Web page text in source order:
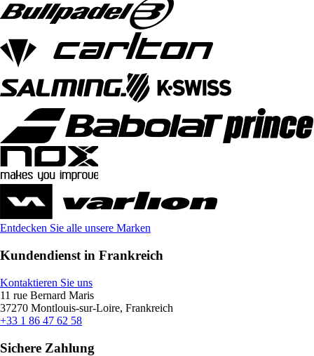
Entdecken Sie alle unsere Marken
Kundendienst in Frankreich
Kontaktieren Sie uns
11 rue Bernard Maris
37270 Montlouis-sur-Loire, Frankreich
+33 1 86 47 62 58
Sichere Zahlung